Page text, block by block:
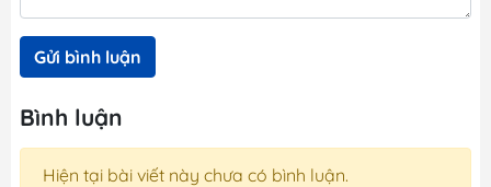
Gửi bình luận
Bình luận
Hiện tại bài viết này chưa có bình luận.